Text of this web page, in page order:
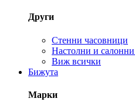
Други
Стенни часовници
Настолни и
Виж всички
Бижута
Марки